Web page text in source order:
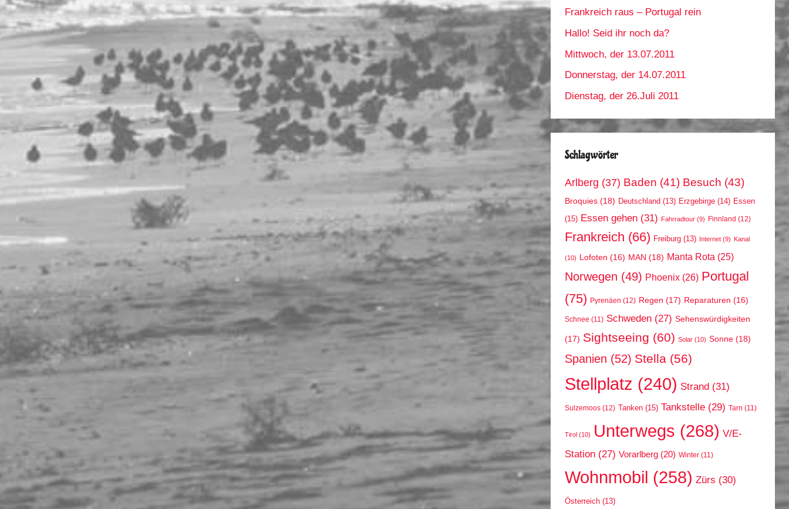
Frankreich raus – Portugal rein
Hallo! Seid ihr noch da?
Mittwoch, der 13.07.2011
Donnerstag, der 14.07.2011
Dienstag, der 26.Juli 2011
Schlagwörter
Arlberg (37) Baden (41) Besuch (43)
Broquies (18) Deutschland (13) Erzgebirge (14) Essen
(15) Essen gehen (31) Fahrradtour (9) Finnland (12)
Frankreich (66) Freiburg (13) Internet (9) Kanal
(10) Lofoten (16) MAN (18) Manta Rota (25)
Norwegen (49) Phoenix (26) Portugal
(75) Pyrenäen (12) Regen (17) Reparaturen (16)
Schnee (11) Schweden (27) Sehenswürdigkeiten
(17) Sightseeing (60) Solar (10) Sonne (18)
Spanien (52) Stella (56)
Stellplatz (240) Strand (31)
Sulzemoos (12) Tanken (15) Tankstelle (29) Tarn (11)
Tirol (10) Unterwegs (268) V/E-
Station (27) Vorarlberg (20) Winter (11)
Wohnmobil (258) Zürs (30)
Österreich (13)